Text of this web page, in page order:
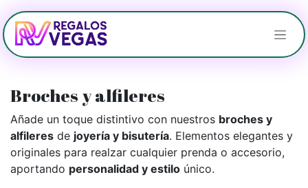
Ir al contenido
Broches y alfileres
Añade un toque distintivo con nuestros broches y
alfileres de joyería y bisutería. Elementos elegantes y
originales para realzar cualquier prenda o accesorio,
aportando personalidad y estilo único.